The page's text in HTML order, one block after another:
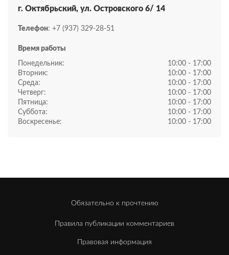
г. Октябрьский, ул. Островского 6/ 14
Телефон: +7 (937) 329-28-51
Время работы
Понедельник:
10:00 - 17:00
Вторник:
10:00 - 17:00
Среда:
10:00 - 17:00
Четверг:
10:00 - 17:00
Пятница:
10:00 - 17:00
Суббота:
10:00 - 17:00
Воскресенье:
10:00 - 17:00
Обязательно к прочтению
Правила публикации комментариев
Правовая информация